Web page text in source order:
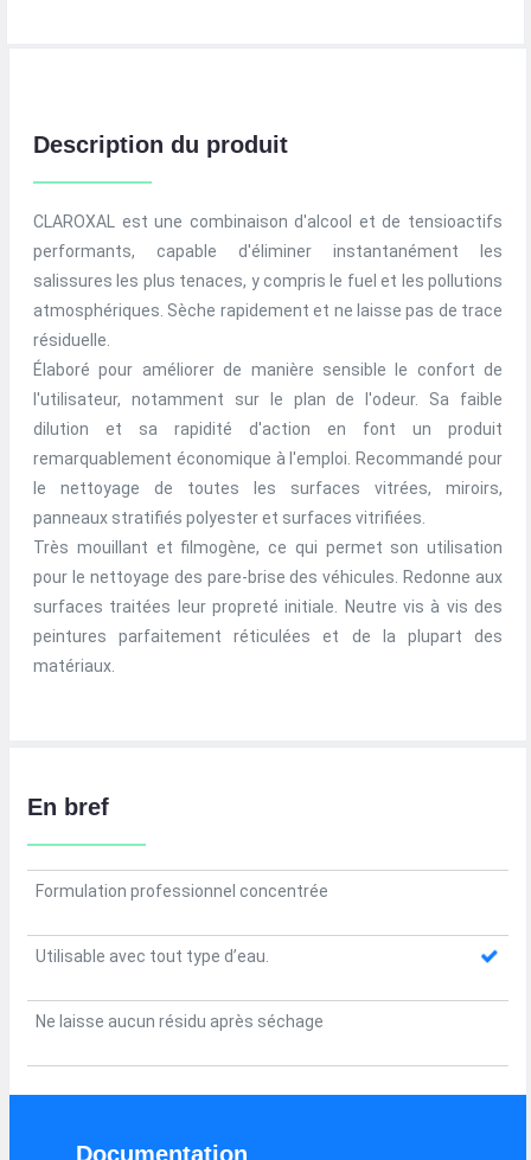
Description du produit
CLAROXAL est une combinaison d'alcool et de tensioactifs
performants, capable d'éliminer instantanément les
salissures les plus tenaces, y compris le fuel et les pollutions
atmosphériques. Sèche rapidement et ne laisse pas de trace
résiduelle.
Élaboré pour améliorer de manière sensible le confort de
l'utilisateur, notamment sur le plan de l'odeur. Sa faible
dilution et sa rapidité d'action en font un produit
remarquablement économique à l'emploi. Recommandé pour
le nettoyage de toutes les surfaces vitrées, miroirs,
panneaux stratifiés polyester et surfaces vitrifiées.
Très mouillant et filmogène, ce qui permet son utilisation
pour le nettoyage des pare-brise des véhicules. Redonne aux
surfaces traitées leur propreté initiale. Neutre vis à vis des
peintures parfaitement réticulées et de la plupart des
matériaux.
En bref
Formulation professionnel concentrée
Utilisable avec tout type d’eau.
Ne laisse aucun résidu après séchage
Documentation